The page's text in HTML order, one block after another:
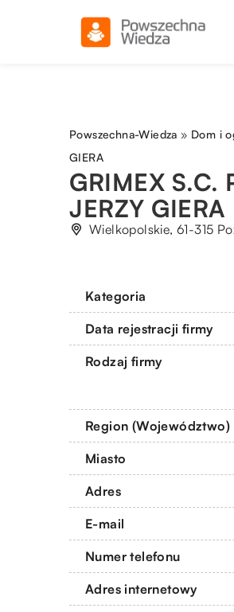
Powszechna-Wiedza » Dom i
GIERA
GRIMEX S.C.
JERZY GIERA
Wielkopolskie, 61-315
Kategoria
Data rejestracji firmy
Rodzaj firmy
Region (Województwo)
Miasto
Adres
E-mail
Numer telefonu
Adres internetowy